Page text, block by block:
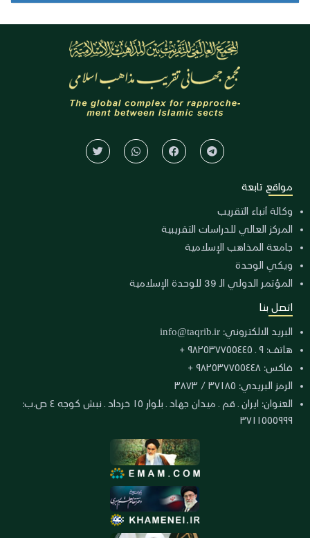
مواقع تابعة
وكالة أنباء التقريب
المركز العالي للدراسات التقريبية
جامعة المذاهب الإسلامية
ويكي الوحدة
المؤتمر الدولي الـ 39 للوحدة الإسلامية
اتصل بنا
البريد الالكتروني: info@taqrib.ir
هاتف: ٩ ـ ٩٨٢٥٣٧٧٥٥٤٤٥ +
فاكس: ٩٨٢٥٣٧٧٥٥٤٤٨ +
الرمز البريدي: ٣٧١٨٥ / ٣٨٧٣
العنوان: ايران ـ قم ـ ميدان جهاد ـ بلوار ١٥ خرداد ـ نبش كوجه ٤ ص.ب:
٣٧١١٥٥٥٩٩٩